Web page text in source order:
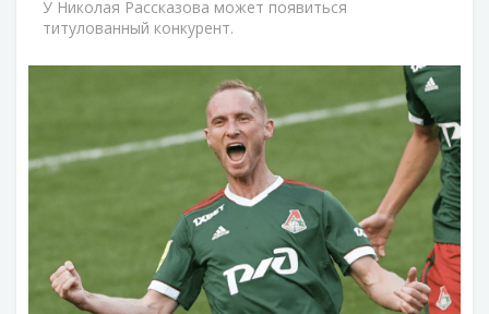
У Николая Рассказова может появиться
титулованный конкурент.